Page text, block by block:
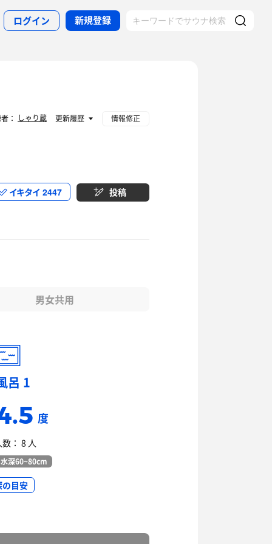
ログイン 新規登録
イキタイ 2447 投稿
男女共用
呂 1
度
： 8 人
水深60~80cm
の目安
： しゃり蔵 更新履歴 情報修正